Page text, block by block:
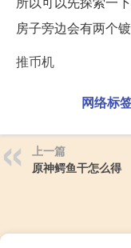
房子旁边会有两个
推币机
网络标
上一篇
原神鳄鱼干怎么得